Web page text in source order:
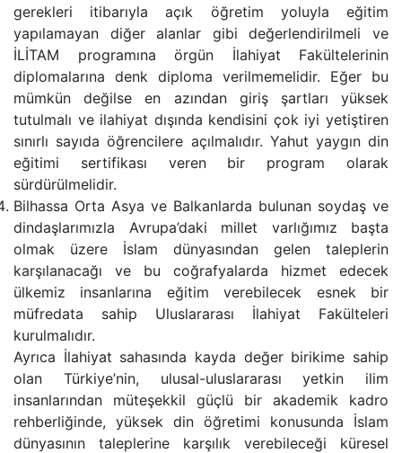
gerekleri itibarıyla açık öğretim yoluyla eğitim
yapılamayan diğer alanlar gibi değerlendirilmeli ve
İLİTAM programına örgün İlahiyat Fakültelerinin
diplomalarına denk diploma verilmemelidir. Eğer bu
mümkün değilse en azından giriş şartları yüksek
tutulmalı ve ilahiyat dışında kendisini çok iyi yetiştiren
sınırlı sayıda öğrencilere açılmalıdır. Yahut yaygın din
eğitimi sertifikası veren bir program olarak
sürdürülmelidir.
Bilhassa Orta Asya ve Balkanlarda bulunan soydaş ve
dindaşlarımızla Avrupa’daki millet varlığımız başta
olmak üzere İslam dünyasından gelen taleplerin
karşılanacağı ve bu coğrafyalarda hizmet edecek
ülkemiz insanlarına eğitim verebilecek esnek bir
müfredata sahip Uluslararası İlahiyat Fakülteleri
kurulmalıdır.
Ayrıca İlahiyat sahasında kayda değer birikime sahip
olan Türkiye’nin, ulusal-uluslararası yetkin ilim
insanlarından müteşekkil güçlü bir akademik kadro
rehberliğinde, yüksek din öğretimi konusunda İslam
dünyasının taleplerine karşılık verebileceği küresel